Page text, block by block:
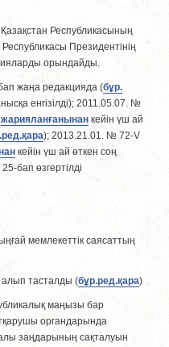
Республикасының
Президентінің
орындайды.
жаңа редакцияда (бұр.
енгізілді); 2011.05.07. №
жарияланғанынан кейін үш ай
); 2013.21.01. № 72-V
кейін үш ай өткен соң
25-бап өзгертілді
мемлекеттік саясаттың
алып тасталды (бұр.ред.қара)
маңызы бар
органдарында
заңдарының сақталуын